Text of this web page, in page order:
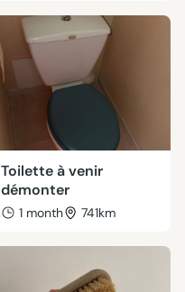
Toilette à venir
démonter
1 month 741km